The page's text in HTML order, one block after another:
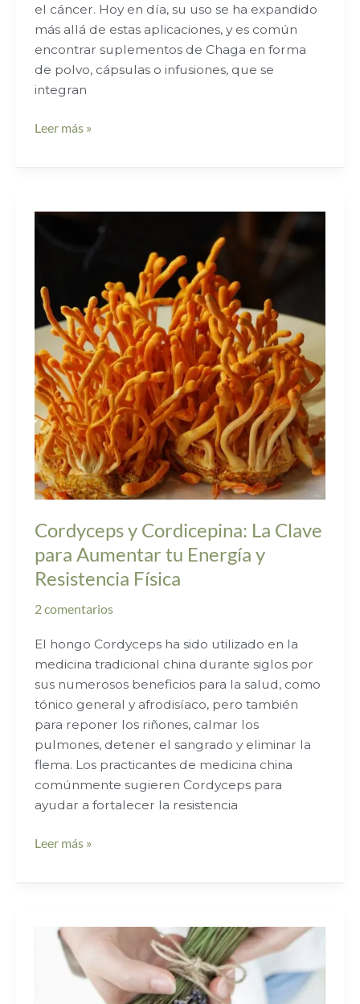
el cáncer. Hoy en día, su uso se ha expandido
más allá de estas aplicaciones, y es común
encontrar suplementos de Chaga en forma
de polvo, cápsulas o infusiones, que se
integran
Leer más »
Cordyceps y Cordicepina: La Clave
para Aumentar tu Energía y
Resistencia Física
2 comentarios
El hongo Cordyceps ha sido utilizado en la
medicina tradicional china durante siglos por
sus numerosos beneficios para la salud, como
tónico general y afrodisíaco, pero también
para reponer los riñones, calmar los
pulmones, detener el sangrado y eliminar la
flema. Los practicantes de medicina china
comúnmente sugieren Cordyceps para
ayudar a fortalecer la resistencia
Cordyceps
Clave
para
Aumentar
tu
Energía
y
Resistencia
Física
Leer más »
Plantas
Medicinales